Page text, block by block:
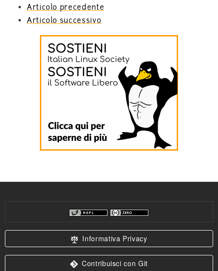
Articolo precedente
Articolo successivo
Informativa Privacy
Contribuisci con Git